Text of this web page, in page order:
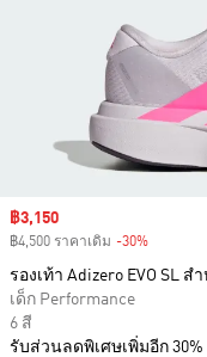
Sale price
฿3,150
฿4,500 ราคาเดิม -30%
รองเท้า Adizero EVO SL ส
เด็ก Performance
6 สี
รับส่วนลดพิเศษเพิ่มอีก 30%